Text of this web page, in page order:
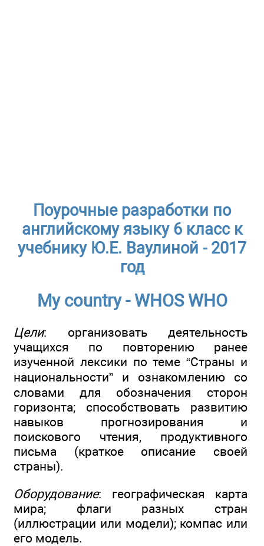
Поурочные разработки по
английскому языку 6 класс к
учебнику Ю.Е. Ваулиной - 2017
год
My country - WHOS WHO
Цели: организовать деятельность
учащихся по повторению ранее
изученной лексики по теме “Страны и
национальности” и ознакомлению со
словами для обозначения сторон
горизонта; способствовать развитию
навыков прогнозирования и
поискового чтения, продуктивного
письма (краткое описание своей
страны).
Оборудование: географическая карта
мира; флаги разных стран
(иллюстрации или модели); компас или
его модель.